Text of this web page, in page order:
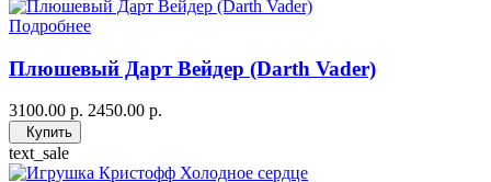
Подробнее
Плюшевый Дарт Вейдер (Darth Vader)
3100.00 р. 2450.00 р.
Купить
text_sale